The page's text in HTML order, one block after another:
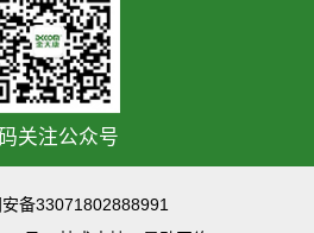
关注公众号
备33071802888991